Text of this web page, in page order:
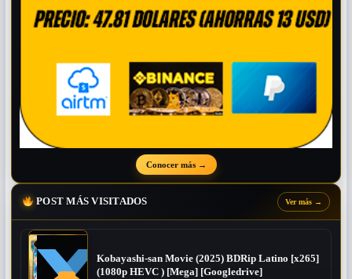
Conocer más →
POST MÁS VISITADOS Ver más →
Kobayashi-san Movie (2025) BDRip Latino [x265]
(1080p HEVC ) [Mega] [Googledrive]